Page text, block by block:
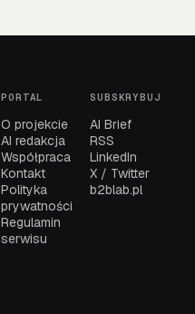
PORTAL
O projekcie
AI redakcja
Współpraca
Kontakt
Polityka
prywatności
Regulamin
serwisu
SUBSKRYBUJ
AI Brief
RSS
LinkedIn
X / Twitter
b2blab.pl